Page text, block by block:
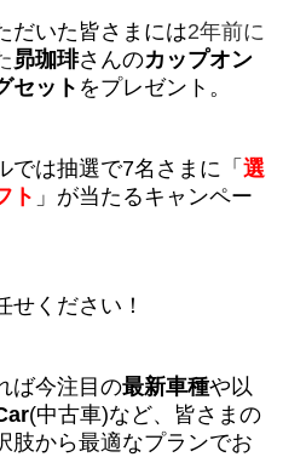
だいた皆さまには2年前に
昴珈琲さんのカップオン
セット をプレゼント。
では抽選で7名さまに「 選
ト 」が当たるキャンペー
せください！
ば今注目の最新車種や以
(中古車)など、皆さまの
肢から最適なプランでお